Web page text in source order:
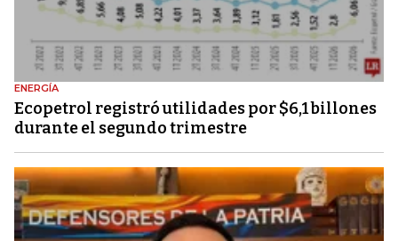
ENERGÍA
Ecopetrol registró utilidades por $6,1 billones
durante el segundo trimestre